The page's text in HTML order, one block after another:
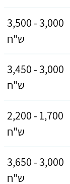
3,000 - 3,500
ש"ח
3,000 - 3,450
ש"ח
1,700 - 2,200
ש"ח
3,000 - 3,650
ש"ח